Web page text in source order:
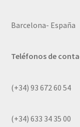
Barcelona- España
Teléfonos de
(+34) 93 672 60 54
(+34) 633 34 35 00